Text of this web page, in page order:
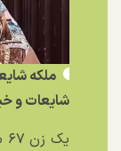
شایعات و